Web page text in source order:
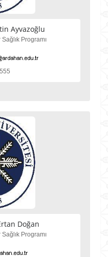
Ayvazoğlu
Programı
Doğan
Programı